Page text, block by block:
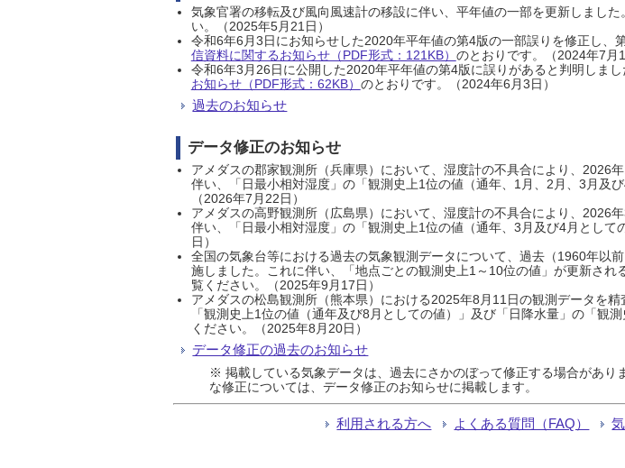
気象官署の移転及び風向風速計の移設に伴い、平年値の一部を更新しました
い。（2025年5月21日）
令和6年6月3日にお知らせした2020年平年値の第4版の一部誤りを修正し
信資料に関するお知らせ（PDF形式：121KB） のとおりです。（2024年7月
令和6年3月26日に公開した2020年平年値の第4版に誤りがあると判明しま
お知らせ（PDF形式：62KB） のとおりです。（2024年6月3日）
過去のお知らせ
データ修正のお知らせ
アメダスの郡家観測所（兵庫県）において、湿度計の不具合により、2026
伴い、「日最小相対湿度」の「観測史上1位の値（通年、1月、2月、3月及
（2026年7月22日）
アメダスの高野観測所（広島県）において、湿度計の不具合により、2026
伴い、「日最小相対湿度」の「観測史上1位の値（通年、3月及び4月とし
日）
全国の気象台等における過去の気象観測データについて、過去（1960年以
施しました。これに伴い、「地点ごとの観測史上1～10位の値」が更新され
覧ください。（2025年9月17日）
アメダスの松島観測所（熊本県）における2025年8月11日の観測データを
「観測史上1位の値（通年及び8月としての値）」及び「日降水量」の「
ください。（2025年8月20日）
データ修正の過去のお知らせ
※ 掲載している気象データは、過去にさかのぼって修正する場合があ
な修正については、データ修正のお知らせに掲載します。
利用される方へ よくある質問（FAQ）